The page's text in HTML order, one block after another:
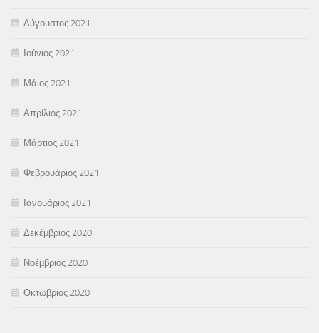
Αύγουστος 2021
Ιούνιος 2021
Μάιος 2021
Απρίλιος 2021
Μάρτιος 2021
Φεβρουάριος 2021
Ιανουάριος 2021
Δεκέμβριος 2020
Νοέμβριος 2020
Οκτώβριος 2020